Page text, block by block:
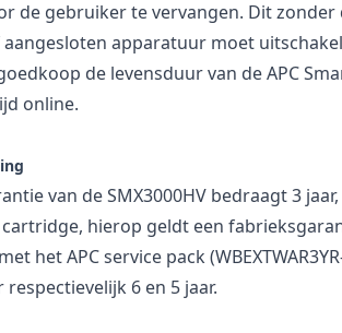
de gebruiker te vervangen. Dit zonder
aangesloten apparatuur moet
de levensduur van de APC
online.
van de SMX3000HV bedraagt 3
hierop geldt een
het APC service pack
6 en 5 jaar.